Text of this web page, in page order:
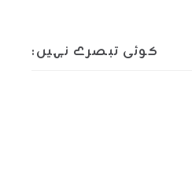
کوئی تبصرے نہیں: